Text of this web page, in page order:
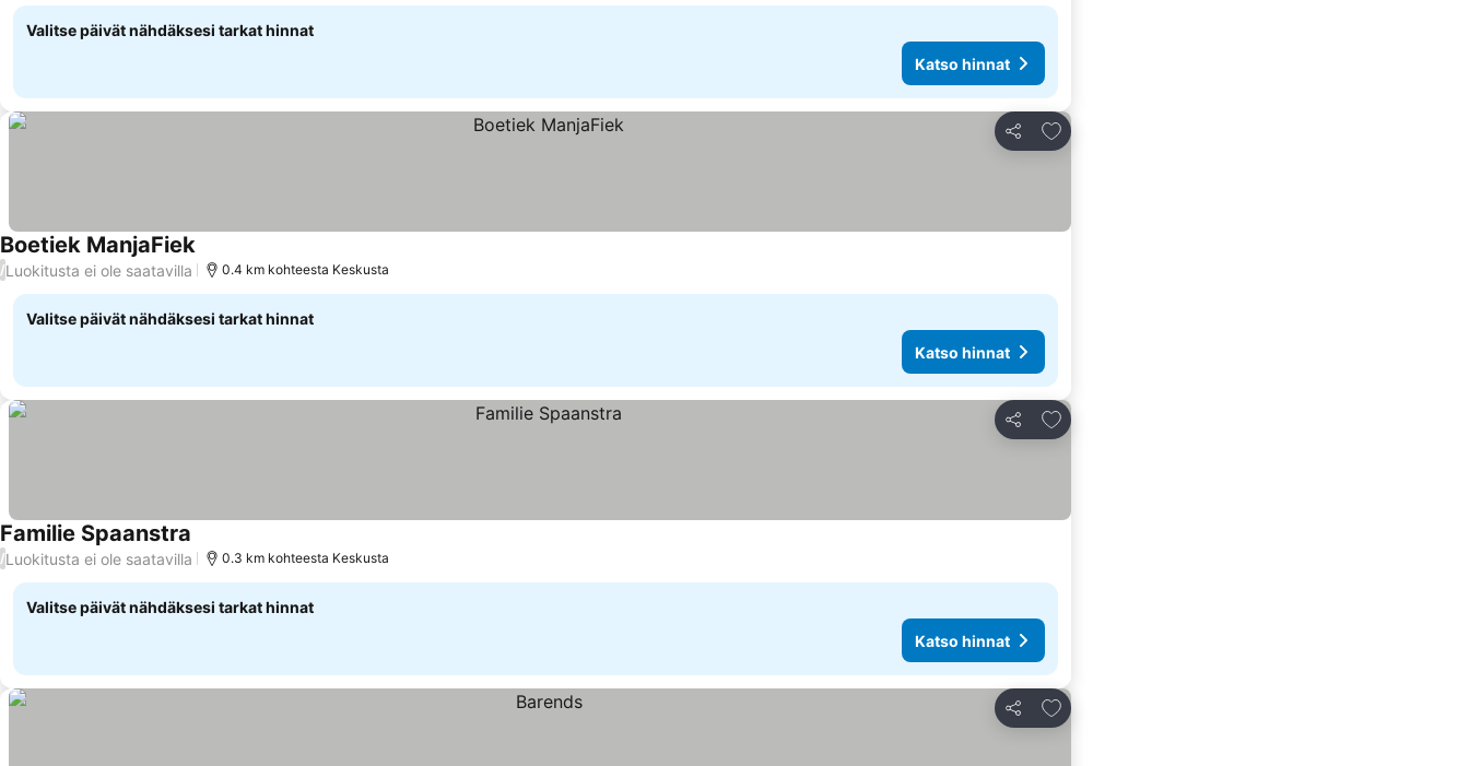
Valitse päivät nähdäksesi tarkat hinnat
Katso hinnat
Jaa
Lisää suosikkeihin
Boetiek ManjaFiek
/Luokitusta ei ole saatavilla 0.4 km kohteesta Keskusta
Valitse päivät nähdäksesi tarkat hinnat
Katso hinnat
Jaa
Lisää suosikkeihin
Familie Spaanstra
/Luokitusta ei ole saatavilla 0.3 km kohteesta Keskusta
Valitse päivät nähdäksesi tarkat hinnat
Katso hinnat
Jaa
Lisää suosikkeihin